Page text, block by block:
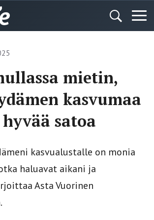
mietin,
kasvumaa
satoa
kasvualustalle on monia
haluavat aikani ja
Asta Vuorinen